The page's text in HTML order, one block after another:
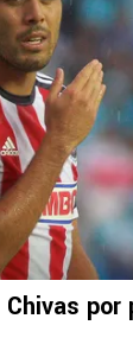
por